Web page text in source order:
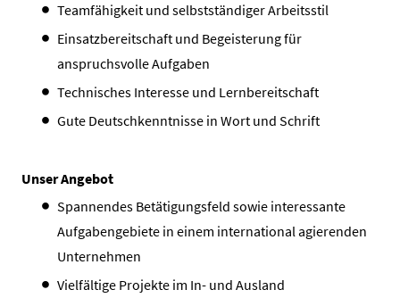
Teamfähigkeit und selbstständiger Arbeitsstil
Einsatzbereitschaft und Begeisterung für
anspruchsvolle Aufgaben
Technisches Interesse und Lernbereitschaft
Gute Deutschkenntnisse in Wort und Schrift
Unser Angebot
Spannendes Betätigungsfeld sowie interessante
Aufgabengebiete in einem international agierenden
Unternehmen
Vielfältige Projekte im In- und Ausland